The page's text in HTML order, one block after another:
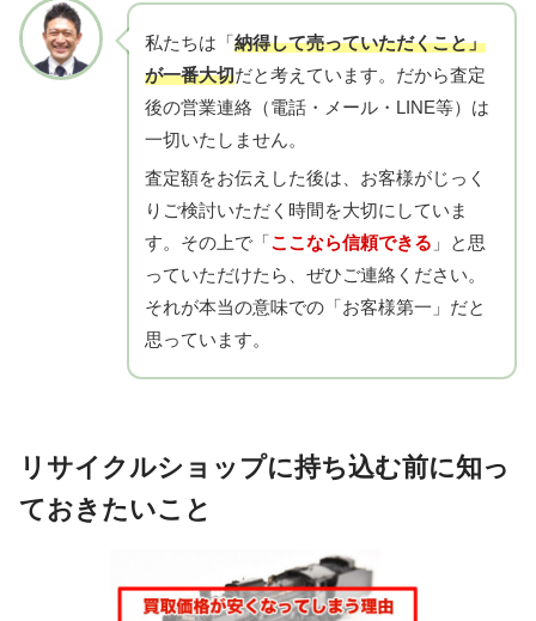
私たちは「納得して売っていただくこと」
が一番大切だと考えています。だから査定
後の営業連絡（電話・メール・LINE等）は
一切いたしません。
査定額をお伝えした後は、お客様がじっく
りご検討いただく時間を大切にしていま
す。その上で「ここなら信頼できる 」と思
っていただけたら、ぜひご連絡ください。
それが本当の意味での「お客様第一」だと
思っています。
リサイクルショップに持ち込む前に知っ
ておきたいこと